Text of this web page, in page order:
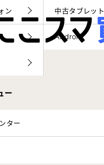
ン 中古タブレット
Android
ー
ター